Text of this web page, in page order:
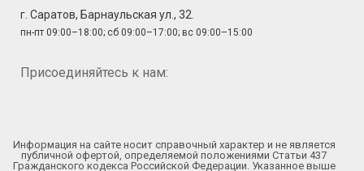
г. Саратов, Барнаульская ул., 32.
пн-пт 09:00–18:00; сб 09:00–17:00; вс 09:00–15:00
Присоединяйтесь к нам:
Информация на сайте носит справочный характер и не является
публичной офертой, определяемой положениями Статьи 437
Гражданского кодекса Российской Федерации. Указанное выше